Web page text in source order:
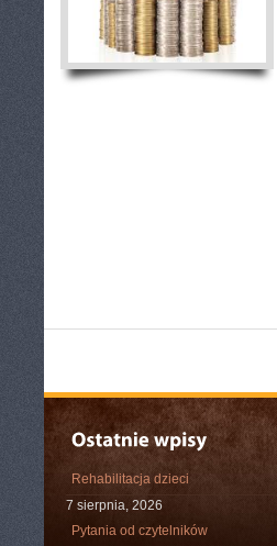
Rehabilitacja dzieci
7 sierpnia, 2026
Pytania od czytelników